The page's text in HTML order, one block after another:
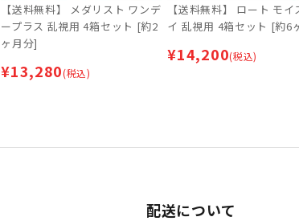
【送料無料】 メダリスト ワンデ
ープラス 乱視用 4箱セット [約2
ヶ月分]
¥13,280(税込)
【送料無料】 ロート モイ
イ 乱視用 4箱セット [約6
¥14,200(税込)
配送について